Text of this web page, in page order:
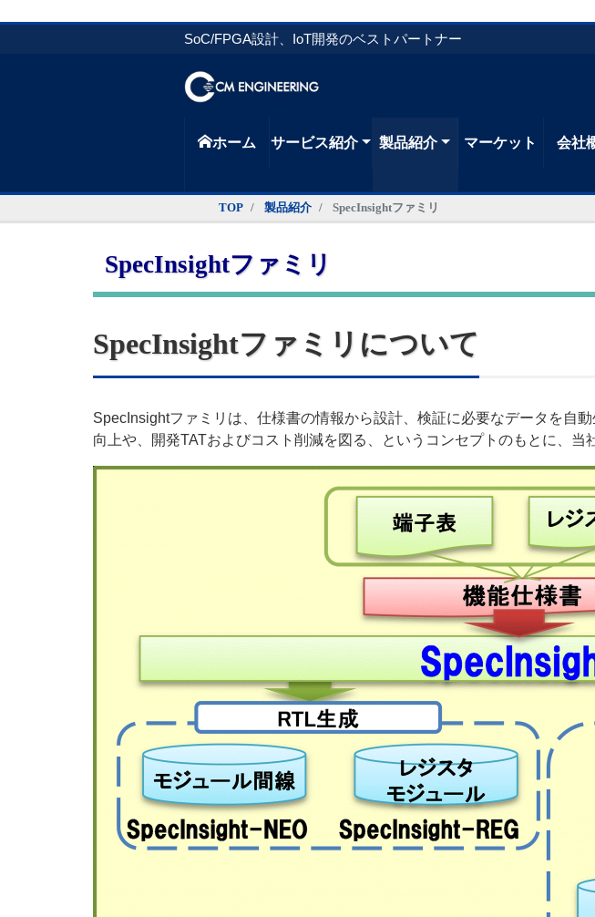
SoC/FPGA設計、IoT開発のベストパートナー
ホーム サービス紹介 製品紹介 マーケット 会社
TOP 製品紹介 SpecInsightファミリ
SpecInsightファミリ
SpecInsightファミリについて
SpecInsightファミリは、仕様書の情報から設計、検証に必要なデータを自
向上や、開発TATおよびコスト削減を図る、というコンセプトのもとに、当